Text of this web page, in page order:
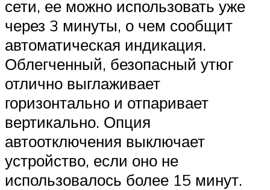
сети, ее можно использовать уже
через 3 минуты, о чем сообщит
автоматическая индикация.
Облегченный, безопасный утюг
отлично выглаживает
горизонтально и отпаривает
вертикально. Опция
автоотключения выключает
устройство, если оно не
использовалось более 15 минут.